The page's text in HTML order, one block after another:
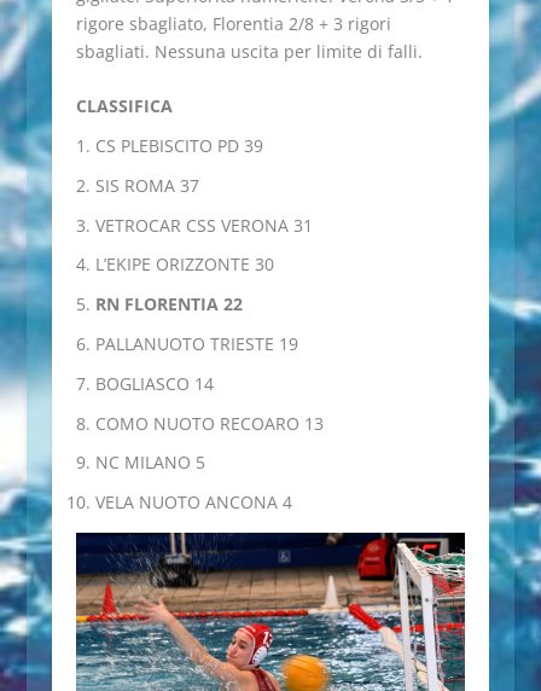
rigore sbagliato, Florentia 2/8 + 3 rigori
sbagliati. Nessuna uscita per limite di falli.
CLASSIFICA
CS PLEBISCITO PD 39
SIS ROMA 37
VETROCAR CSS VERONA 31
L’EKIPE ORIZZONTE 30
RN FLORENTIA 22
PALLANUOTO TRIESTE 19
BOGLIASCO 14
COMO NUOTO RECOARO 13
NC MILANO 5
VELA NUOTO ANCONA 4